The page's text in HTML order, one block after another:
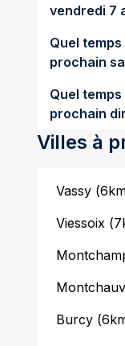
Quel
Quel
Villes à
Vassy(
Viessoix(
Burcy(